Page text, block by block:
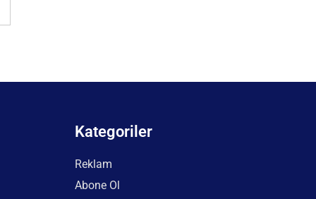
Kategoriler
Reklam
Abone Ol